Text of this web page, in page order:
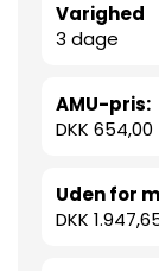
Varighed
3 dage
AMU-pris:
DKK 654,00
Uden for
DKK